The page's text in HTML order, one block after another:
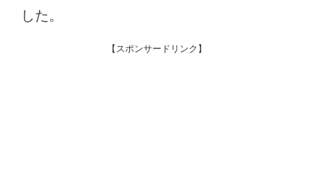
した。
【スポンサードリンク】